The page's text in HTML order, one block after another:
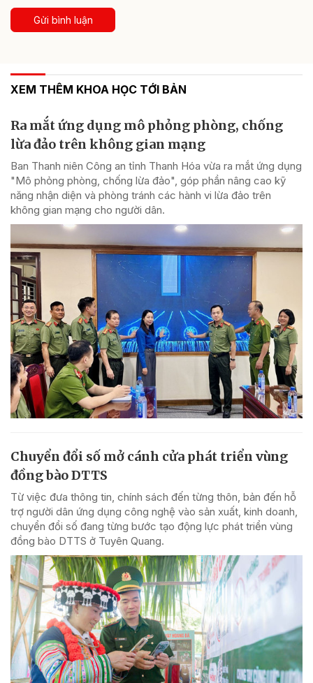
Gửi bình luận
XEM THÊM KHOA HỌC TỚI BẢN
Ra mắt ứng dụng mô phỏng phòng, chống
lừa đảo trên không gian mạng
Ban Thanh niên Công an tỉnh Thanh Hóa vừa ra mắt ứng dụng
"Mô phỏng phòng, chống lừa đảo", góp phần nâng cao kỹ
năng nhận diện và phòng tránh các hành vi lừa đảo trên
không gian mạng cho người dân.
Chuyển đổi số mở cánh cửa phát triển vùng
đồng bào DTTS
Từ việc đưa thông tin, chính sách đến từng thôn, bản đến hỗ
trợ người dân ứng dụng công nghệ vào sản xuất, kinh doanh,
chuyển đổi số đang từng bước tạo động lực phát triển vùng
đồng bào DTTS ở Tuyên Quang.